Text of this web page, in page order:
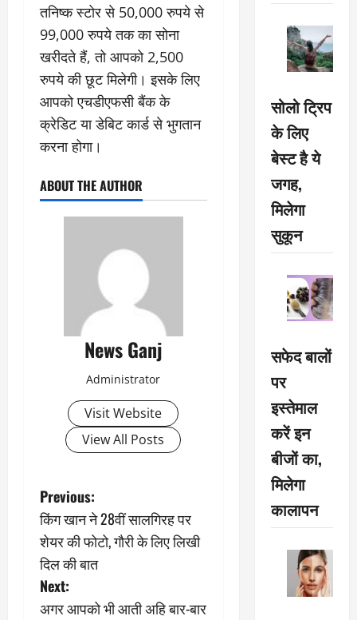
तनिष्क स्टोर से 50,000 रुपये से
99,000 रुपये तक का सोना
खरीदते हैं, तो आपको 2,500
रुपये की छूट मिलेगी। इसके लिए
आपको एचडीएफसी बैंक के
क्रेडिट या डेबिट कार्ड से भुगतान
करना होगा।
ABOUT THE AUTHOR
News Ganj
Administrator
Visit Website
View All Posts
P
o
s
t
Previous:
किंग खान ने 28वीं सालगिरह पर
शेयर की फोटो, गौरी के लिए लिखी
दिल की बात
Next:
अगर आपको भी आती अहि बार-बार
सोलो ट्रिप
के लिए
बेस्ट है ये
जगह,
मिलेगा
सुकून
सफेद बालों
पर
इस्तेमाल
करें इन
बीजों का,
मिलेगा
कालापन